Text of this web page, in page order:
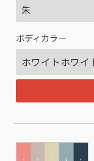
ボディカラー